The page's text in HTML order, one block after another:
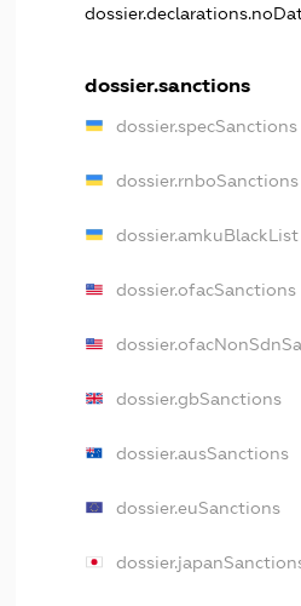
dossier.sanctions
dossier.specSanctions
dossier.rnboSanctions
dossier.amkuBlackList
dossier.ofacSanctions
dossier.gbSanctions
dossier.ausSanctions
dossier.euSanctions